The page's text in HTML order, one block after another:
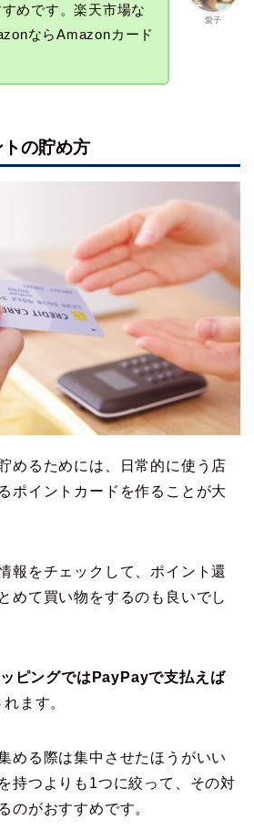
愛子
めです。楽天市場な
ならAmazonカード
の貯め方
めるためには、日常的に使う店
ポイントカードを作ることが大
報をチェックして、ポイント還
めて買い物をするのも良いでし
ピングではPayPayで支払えば
れます。
める際は集中させたほうがいい
持つよりも1つに絞って、その対
のがおすすめです。